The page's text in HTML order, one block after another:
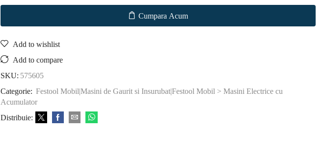
Cumpara Acum
Add to wishlist
Add to compare
SKU: 575605
Categorie: Festool Mobil|Masini de Gaurit si Insurubat|Festool Mobil > Masini Electrice cu
Acumulator
Distribuie: